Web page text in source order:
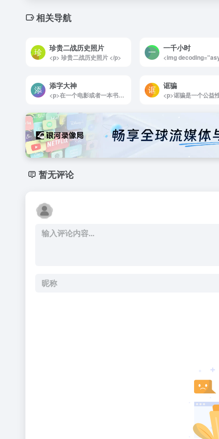
相关导航
珍贵二战历史照片
<p> 珍贵二战历史照片 </p>
一千小时
添字大神
<p>在一个电影或者一本书的名字中加入一个字，改变原来的意思，妙趣横生。 有网友把这些有趣的文字游戏结果汇总到了一个网站，用户也可以提供新的创意内容。</p>
诓骗
暂无评论